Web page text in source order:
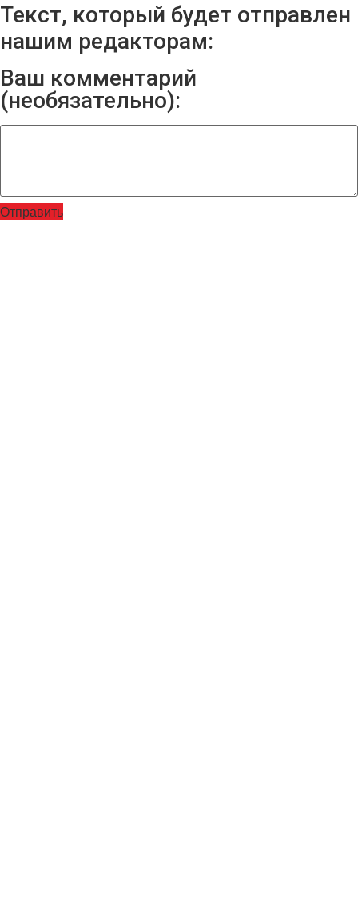
Текст, который будет отправлен
нашим редакторам:
Ваш комментарий
(необязательно):
Отправить